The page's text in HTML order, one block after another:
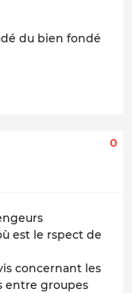
du bien fondé
0
est le rspect de
concernant les
entre groupes